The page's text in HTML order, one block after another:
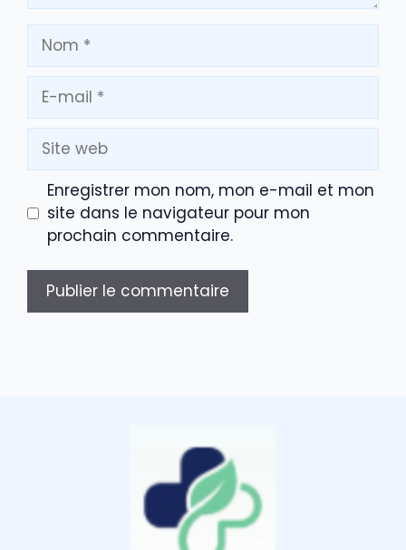
Nom
mail
Site
web
Enregistrer mon nom, mon e-mail et mon
site dans le navigateur pour mon
prochain commentaire.